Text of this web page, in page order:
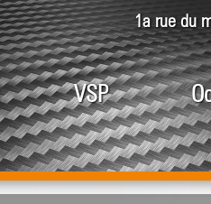
VSP
1a rue du